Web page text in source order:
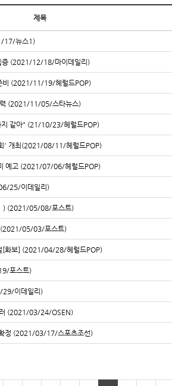
제목
17/뉴스1)
증 (2021/12/18/마이데일리)
비 (2021/11/19/헤럴드POP)
력 (2021/11/05/스타뉴스)
지 같아" (21/10/23/헤럴드POP)
' 개최(2021/08/11/헤럴드POP)
예고 (2021/07/06/헤럴드POP)
25/이데일리)
[포스트] [김우석] 킁킁..어라..? 사진에서 향기가 나는데요 (╹ڡ╹ ) (2021/05/08/포스트)
(2021/05/03/포스트)
[화보] (2021/04/28/헤럴드POP)
포스트)
29/이데일리)
러 (2021/03/24/OSEN)
정 (2021/03/17/스포츠조선)